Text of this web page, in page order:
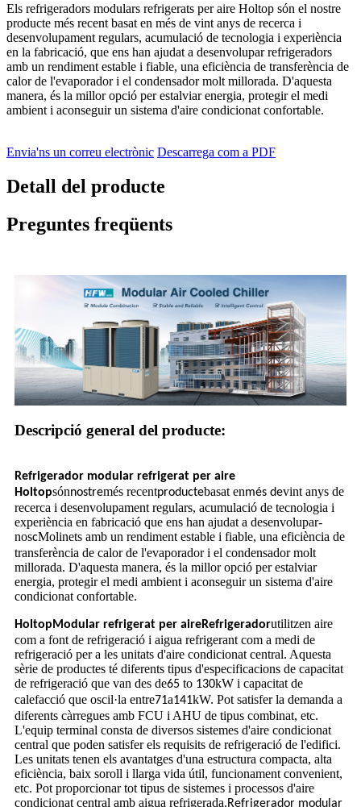
Els refrigeradors modulars refrigerats per aire Holtop són el nostre
producte més recent basat en més de vint anys de recerca i
desenvolupament regulars, acumulació de tecnologia i experiència
en la fabricació, que ens han ajudat a desenvolupar refrigeradors
amb un rendiment estable i fiable, una eficiència de transferència de
calor de l'evaporador i el condensador molt millorada. D'aquesta
manera, és la millor opció per estalviar energia, protegir el medi
ambient i aconseguir un sistema d'aire condicionat confortable.
Envia'ns un correu electrònic Descarrega com a PDF
Detall del producte
Preguntes freqüents
Descripció general del producte:
Refrigerador modular refrigerat per aire
Holtopsónnostremés recentproductebasat enmés devint anys de
recerca i desenvolupament regulars, acumulació de tecnologia i
experiència en fabricació que ens han ajudat a desenvolupar-
noscMolinets amb un rendiment estable i fiable, una eficiència de
transferència de calor de l'evaporador i el condensador molt
millorada. D'aquesta manera, és la millor opció per estalviar
energia, protegir el medi ambient i aconseguir un sistema d'aire
condicionat confortable.
HoltopModular refrigerat per aireRefrigeradorutilitzen aire
com a font de refrigeració i aigua refrigerant com a medi de
refrigeració per a les unitats d'aire condicionat central. Aquesta
sèrie de productes té diferents tipus d'especificacions de capacitat
de refrigeració que van des de65 to 130kW i capacitat de
calefacció que oscil·la entre71a141kW. Pot satisfer la demanda a
diferents càrregues amb FCU i AHU de tipus combinat, etc.
L'equip terminal consta de diversos sistemes d'aire condicionat
central que poden satisfer els requisits de refrigeració de l'edifici.
Les unitats tenen els avantatges d'una estructura compacta, alta
eficiència, baix soroll i llarga vida útil, funcionament convenient,
etc. Pot proporcionar tot tipus de sistemes i processos d'aire
condicionat central amb aigua refrigerada.Refrigerador modular